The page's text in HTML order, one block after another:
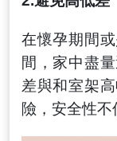
在懷孕期間
間，家中盡
差與和室架
險，安全性不